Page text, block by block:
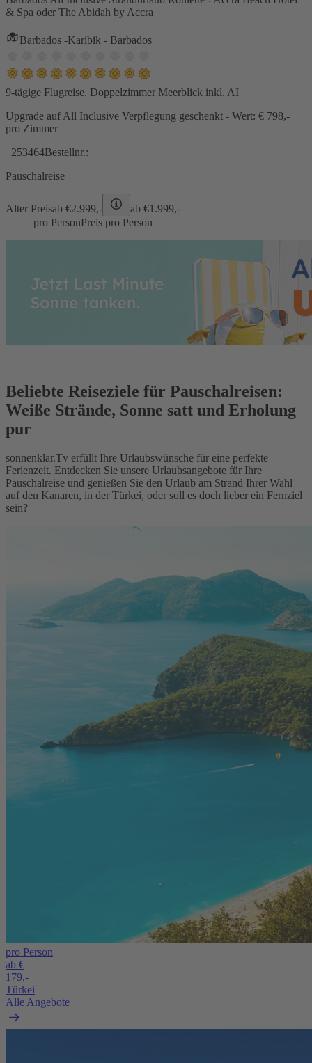
& Spa oder The Abidah by Accra
Barbados -Karibik - Barbados
9-tägige Flugreise, Doppelzimmer Meerblick inkl. AI
Upgrade auf All Inclusive Verpflegung geschenkt - Wert: € 798,-
pro Zimmer
253464Bestellnr.:
Pauschalreise
Alter Preisab €2.999,- ab €1.999,-
pro PersonPreis pro Person
Beliebte Reiseziele für Pauschalreisen:
Weiße Strände, Sonne satt und Erholung
pur
sonnenklar.Tv erfüllt Ihre Urlaubswünsche für eine perfekte
Ferienzeit. Entdecken Sie unsere Urlaubsangebote für Ihre
Pauschalreise und genießen Sie den Urlaub am Strand Ihrer Wahl
auf den Kanaren, in der Türkei, oder soll es doch lieber ein Fernziel
sein?
pro Person
ab €
179,-
Türkei
Alle Angebote